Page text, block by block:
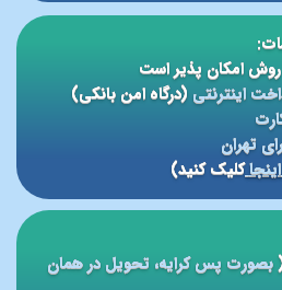
اینترنتی(درگاه امن بانکی)
تهران
اینجاکلیک کنید)
بصورت پس کرایه، تحویل در همان